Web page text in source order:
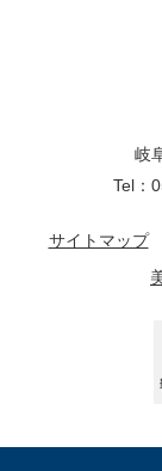
岐
Tel：
サイトマップ